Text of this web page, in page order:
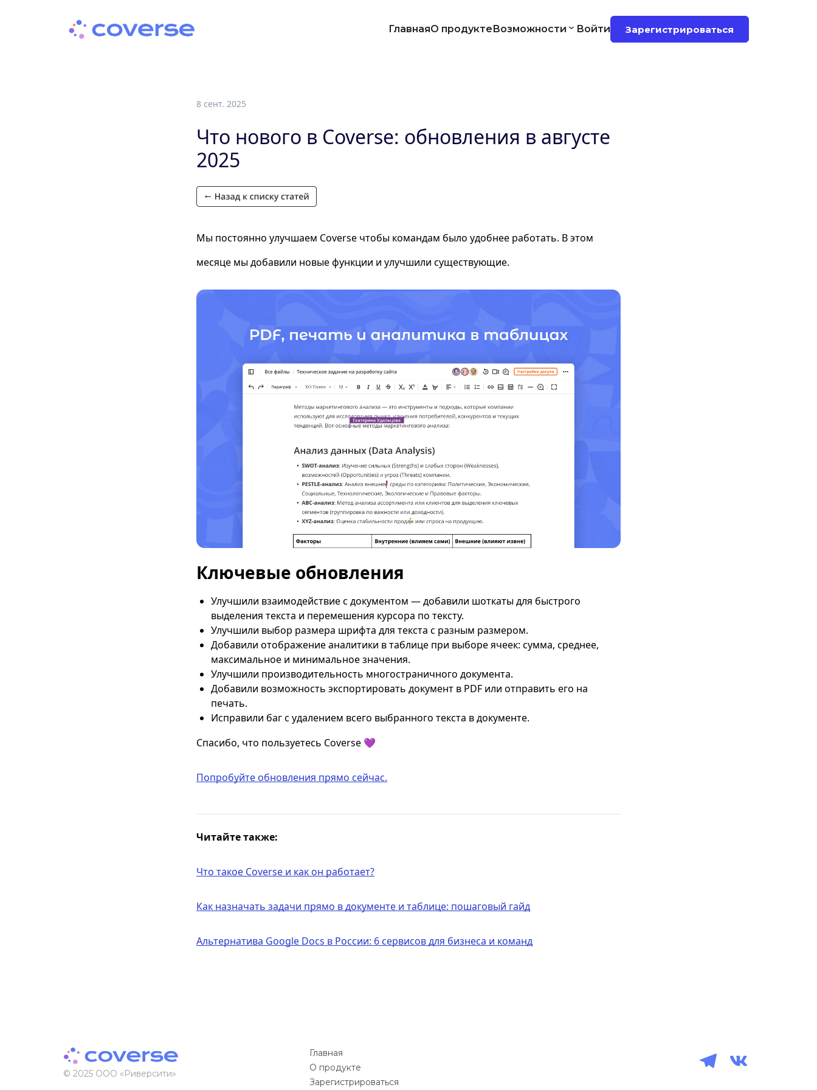
ГлавнаяО продуктеВозможности Войти Зарегистрироваться
8 сент. 2025
Что нового в Coverse: обновления в августе
2025
Мы постоянно улучшаем Coverse чтобы командам было удобнее работать. В этом
месяце мы добавили новые функции и улучшили существующие.
Ключевые обновления
Улучшили взаимодействие с документом — добавили шоткаты для быстрого
выделения текста и перемешения курсора по тексту.
Улучшили выбор размера шрифта для текста с разным размером.
Добавили отображение аналитики в таблице при выборе ячеек: сумма, среднее,
максимальное и минимальное значения.
Улучшили производительность многостраничного документа.
Добавили возможность экспортировать документ в PDF или отправить его на
печать.
Исправили баг с удалением всего выбранного текста в документе.
Спасибо, что пользуетесь Coverse 💜
Попробуйте обновления прямо сейчас.
Читайте также:
Что такое Coverse и как он работает?
Как назначать задачи прямо в документе и таблице: пошаговый гайд
Альтернатива Google Docs в России: 6 сервисов для бизнеса и команд
Главная
О продукте
Зарегистрироваться
© 2025 ООО «Риверсити»